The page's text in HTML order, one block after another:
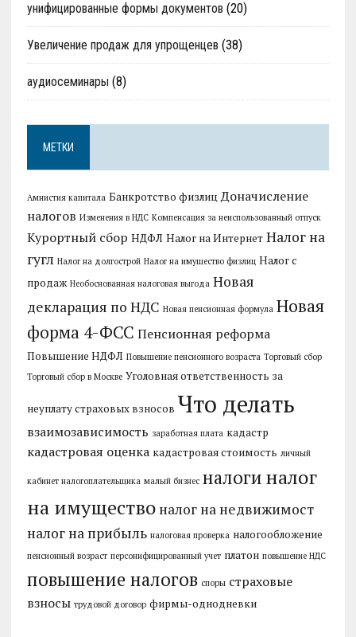
унифицированные формы документов (20)
Увеличение продаж для упрощенцев (38)
аудиосеминары (8)
МЕТКИ
Амнистия капитала Банкротство физлиц Доначисление
налогов Изменения в НДС Компенсация за неиспользованный отпуск
Курортный сбор НДФЛ Налог на Интернет Налог на
гугл Налог на долгострой Налог на имущество физлиц Налог с
продаж Необоснованная налоговая выгода Новая
декларация по НДС Новая пенсионная формула Новая
форма 4-ФСС Пенсионная реформа
Повышение НДФЛ Повышение пенсионного возраста Торговый сбор
Торговый сбор в Москве Уголовная ответственность за
неуплату страховых взносов Что делать
взаимозависимость заработная плата кадастр
кадастровая оценка кадастровая стоимость личный
кабинет налогоплательщика малый бизнес налоги налог
на имущество налог на недвижимост
налог на прибыль налоговая проверка налогообложение
пенсионный возраст персонифицированный учет платон повышение НДС
повышение налогов споры страховые
взносы трудовой договор фирмы-однодневки